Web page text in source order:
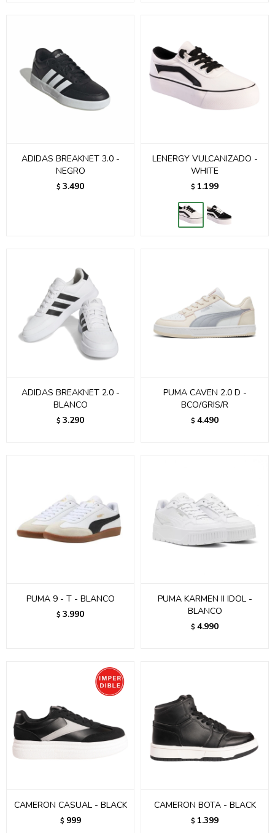
ADIDAS BREAKNET 3.0 -
NEGRO
$ 3.490
LENERGY VULCANIZADO -
WHITE
$ 1.199
ADIDAS BREAKNET 2.0 -
BLANCO
$ 3.290
PUMA CAVEN 2.0 D -
BCO/GRIS/R
$ 4.490
PUMA 9 - T - BLANCO
$ 3.990
PUMA KARMEN II IDOL -
BLANCO
$ 4.990
CAMERON CASUAL - BLACK
$ 999
CAMERON BOTA - BLACK
$ 1.399